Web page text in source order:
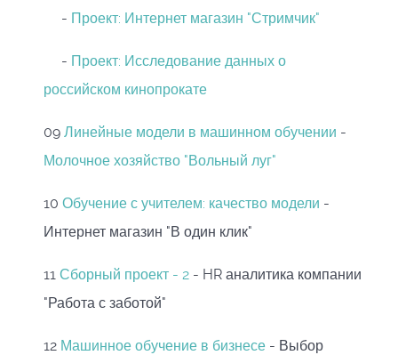
- Проект: Интернет магазин "Стримчик"
- Проект: Исследование данных о
российском кинопрокате
09 Линейные модели в машинном обучении -
Молочное хозяйство "Вольный луг"
10 Обучение с учителем: качество модели -
Интернет магазин "В один клик"
11 Сборный проект - 2 - HR аналитика компании
"Работа с заботой"
12 Машинное обучение в бизнесе - Выбор